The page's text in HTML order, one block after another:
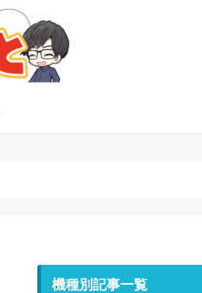
機種別記事一覧